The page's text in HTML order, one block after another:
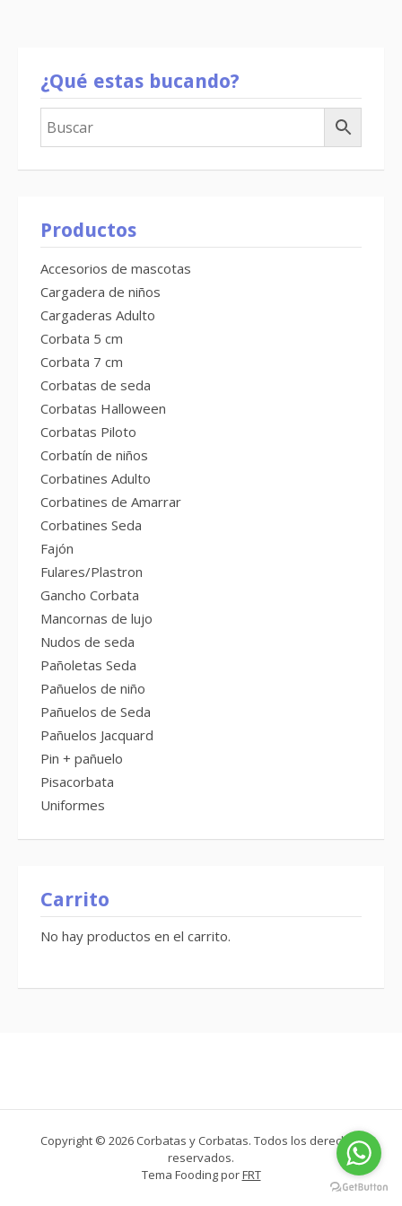
¿Qué estas bucando?
Productos
Accesorios de mascotas
Cargadera de niños
Cargaderas Adulto
Corbata 5 cm
Corbata 7 cm
Corbatas de seda
Corbatas Halloween
Corbatas Piloto
Corbatín de niños
Corbatines Adulto
Corbatines de Amarrar
Corbatines Seda
Fajón
Fulares/Plastron
Gancho Corbata
Mancornas de lujo
Nudos de seda
Pañoletas Seda
Pañuelos de niño
Pañuelos de Seda
Pañuelos Jacquard
Pin + pañuelo
Pisacorbata
Uniformes
Carrito
No hay productos en el carrito.
Copyright © 2026 Corbatas y Corbatas. Todos los derechos
reservados.
Tema Fooding porFRT